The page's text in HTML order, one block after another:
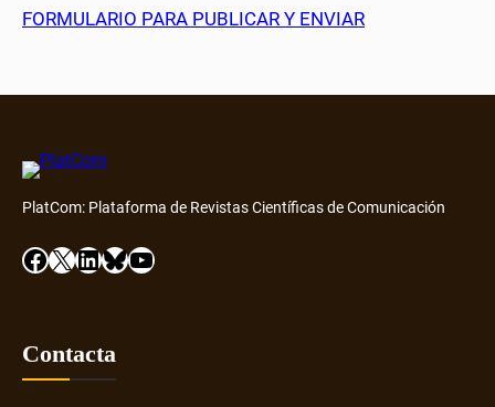
FORMULARIO PARA PUBLICAR Y ENVIAR
PlatCom: Plataforma de Revistas Científicas de Comunicación
Facebook X LinkedIn Bluesky YouTube
Contacta